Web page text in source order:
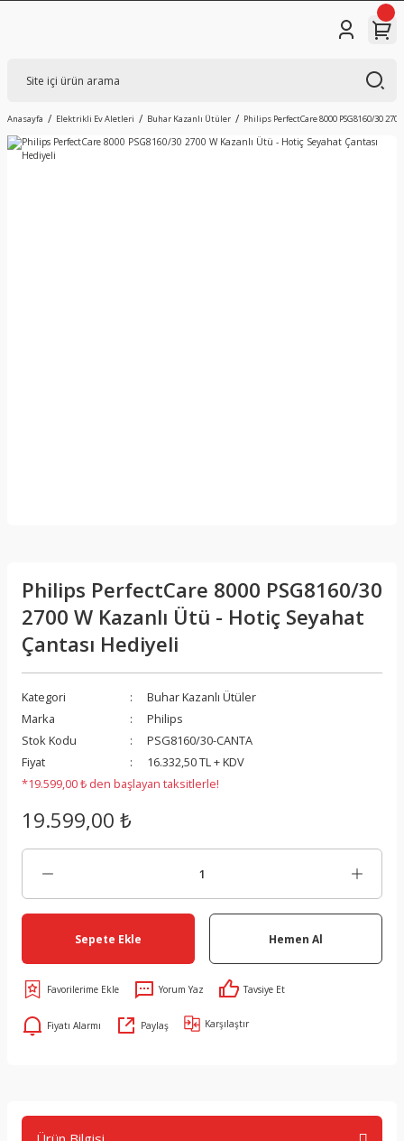
Anasayfa Elektrikli Ev Aletleri Buhar Kazanlı Ütüler Philips PerfectCare 8000 PSG8160/30
Philips PerfectCare 8000 PSG8160/30
2700 W Kazanlı Ütü - Hotiç Seyahat
Çantası Hediyeli
Kategori
Buhar Kazanlı Ütüler
Marka
Philips
Stok Kodu
PSG8160/30-CANTA
Fiyat
16.332,50 TL + KDV
*19.599,00 ₺ den başlayan taksitlerle!
19.599,00 ₺
Sepete Ekle Hemen Al
Yorum Yaz Tavsiye Et
Fiyatı Alarmı Paylaş Karşılaştır